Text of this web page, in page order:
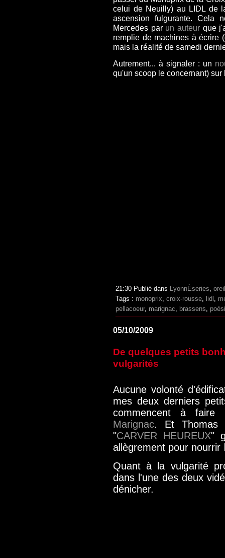
celui de Neuilly) au LIDL de
ascension fulgurante. Cela
Mercedes par un auteur que
remplie de machines à écrire
mais la réalité de samedi
Autrement... à signaler : un
qu'un scoop le concernant)
21:30 Publié dans LyonnÈseries
Tags : monoprix croix-rousse lidl
pellacoeur, marignac brassens
05/10/2009
De quelques petits
vulgarités
Aucune volonté
mes deux derniers
commencent à
Marignac. Et Thomas
"CARVER HEUREUX"
allègrement pour nourrir
Quant à la vulgarité
dans l'une des deux
dénicher.